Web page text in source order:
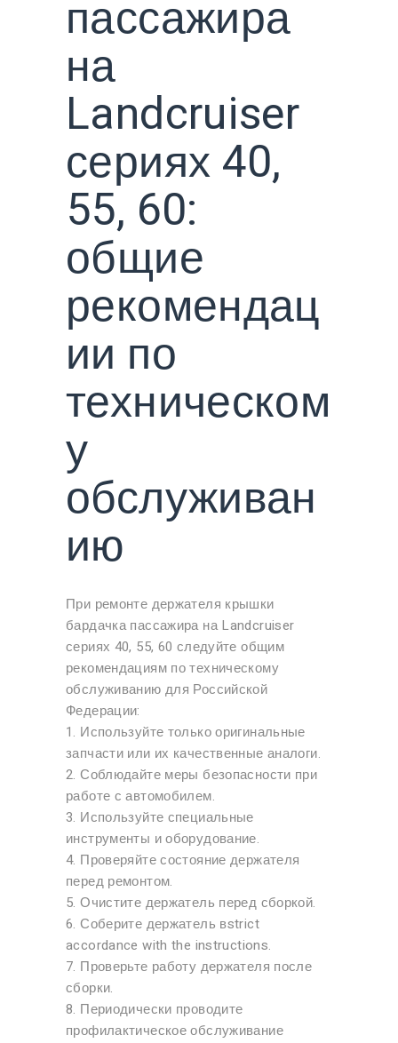
пассажира
на
Landcruiser
сериях 40,
55, 60:
общие
рекомендац
ии по
техническом
у
обслуживан
ию
При ремонте держателя крышки
бардачка пассажира на Landcruiser
сериях 40, 55, 60 следуйте общим
рекомендациям по техническому
обслуживанию для Российской
Федерации:
1. Используйте только оригинальные
запчасти или их качественные аналоги.
2. Соблюдайте меры безопасности при
работе с автомобилем.
3. Используйте специальные
инструменты и оборудование.
4. Проверяйте состояние держателя
перед ремонтом.
5. Очистите держатель перед сборкой.
6. Соберите держатель вstrict
accordance with the instructions.
7. Проверьте работу держателя после
сборки.
8. Периодически проводите
профилактическое обслуживание